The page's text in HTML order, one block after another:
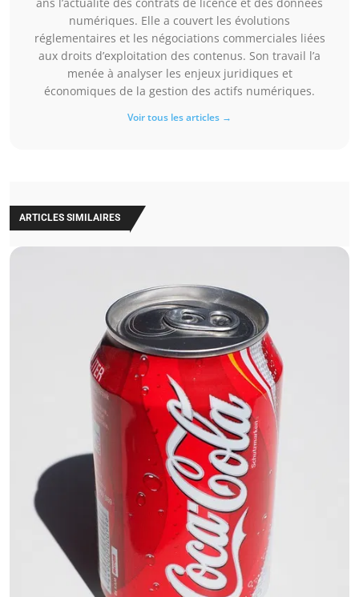
numériques. Elle a couvert les évolutions
réglementaires et les négociations commerciales liées
aux droits d’exploitation des contenus. Son travail l’a
menée à analyser les enjeux juridiques et
économiques de la gestion des actifs numériques.
Voir tous les articles →
ARTICLES SIMILAIRES